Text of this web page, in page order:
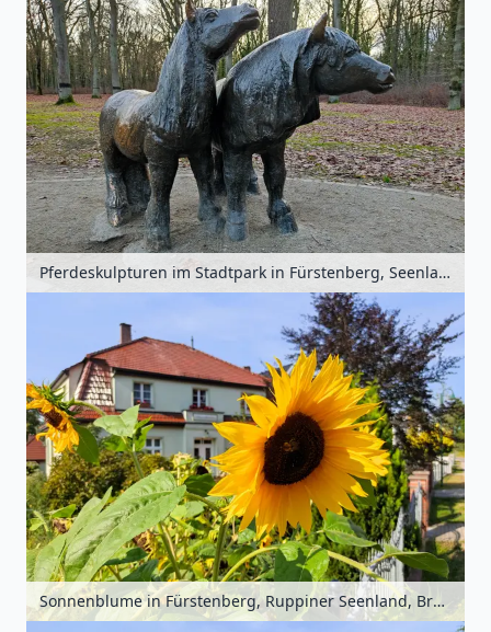
Pferdeskulpturen im Stadtpark in Fürstenberg, Seenland Oder-Spree, Brandenburg, Deutschland
Sonnenblume in Fürstenberg, Ruppiner Seenland, Brandenburg, Deutschland